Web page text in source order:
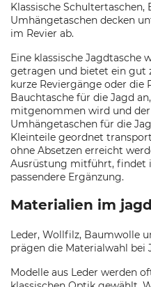
Klassische
Umhängetaschen decken
im Revier ab.
Eine klassische Jagdtasche
getragen und bietet ein gut
kurze Reviergänge oder die
Bauchtasche für die Jagd
mitgenommen wird und
Umhängetaschen für die
Kleinteile geordnet
ohne Absetzen erreicht
Ausrüstung mitführt, findet
passendere Ergänzung.
Materialien im
Leder, Wollfilz, Baumwolle
prägen die Materialwahl bei
Modelle aus Leder werden